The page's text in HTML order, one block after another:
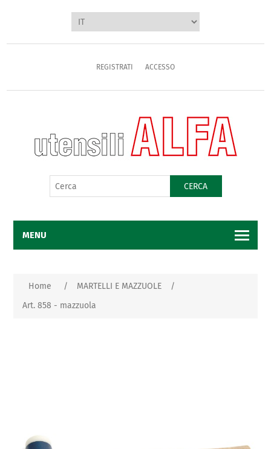
REGISTRATI ACCESSO
CERCA
MENU
Home / MARTELLI E MAZZUOLE
/
Art. 858 - mazzuola